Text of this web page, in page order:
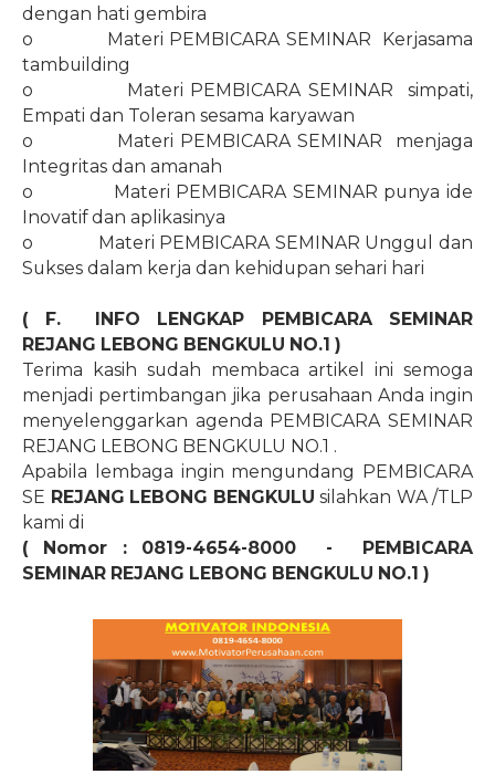
dengan hati gembira
o
Materi PEMBICARA SEMINAR
Kerjasama
tambuilding
o
Materi PEMBICARA SEMINAR
simpati,
Empati dan Toleran sesama karyawan
o
Materi PEMBICARA SEMINAR
menjaga
Integritas dan amanah
o
Materi PEMBICARA SEMINAR punya ide
Inovatif dan aplikasinya
o
Materi PEMBICARA SEMINAR Unggul dan
Sukses dalam kerja dan kehidupan sehari hari
( F.
INFO LENGKAP PEMBICARA SEMINAR
REJANG LEBONG BENGKULU NO.1 )
Terima kasih sudah membaca artikel ini semoga
menjadi pertimbangan jika perusahaan Anda ingin
menyelenggarkan agenda PEMBICARA SEMINAR
REJANG LEBONG BENGKULU NO.1 .
Apabila lembaga ingin mengundang PEMBICARA
SE REJANG LEBONG BENGKULU silahkan WA /TLP
kami di
( Nomor : 0819-4654-8000
-
PEMBICARA
SEMINAR REJANG LEBONG BENGKULU NO.1 )